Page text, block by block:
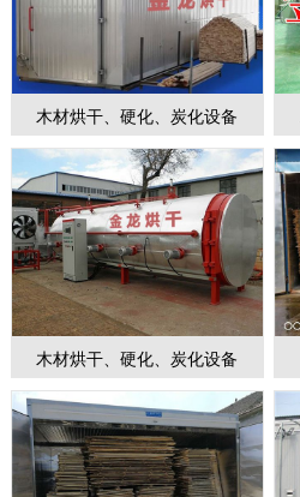
1 2
木材烘干、硬化、炭化设备
木材烘干、硬化、炭化设备